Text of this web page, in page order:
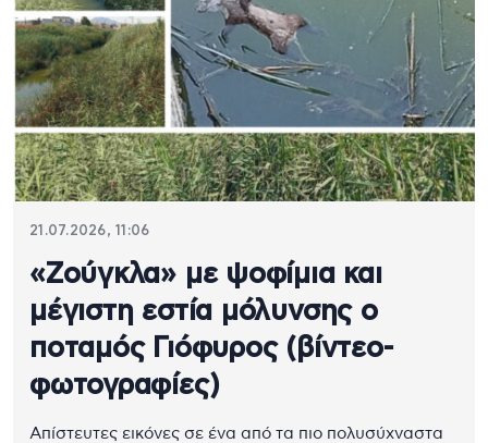
21.07.2026, 11:06
«Ζούγκλα» με ψοφίμια και
μέγιστη εστία μόλυνσης ο
ποταμός Γιόφυρος (βίντεο-
φωτογραφίες)
Απίστευτες εικόνες σε ένα από τα πιο πολυσύχναστα